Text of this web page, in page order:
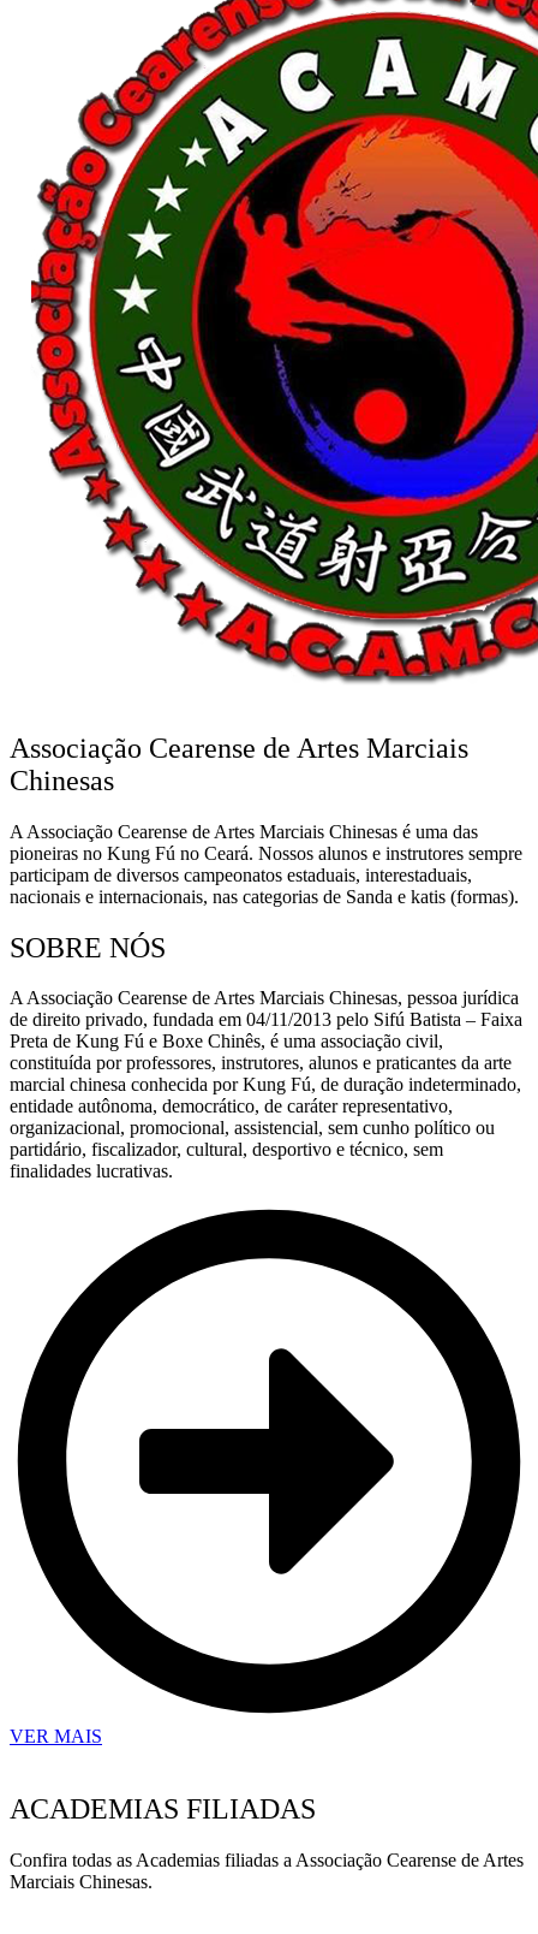
Associação Cearense de Artes Marciais
Chinesas
A Associação Cearense de Artes Marciais Chinesas é uma das
pioneiras no Kung Fú no Ceará. Nossos alunos e instrutores sempre
participam de diversos campeonatos estaduais, interestaduais,
nacionais e internacionais, nas categorias de Sanda e katis (formas).
SOBRE NÓS
A Associação Cearense de Artes Marciais Chinesas, pessoa jurídica
de direito privado, fundada em 04/11/2013 pelo Sifú Batista – Faixa
Preta de Kung Fú e Boxe Chinês, é uma associação civil,
constituída por professores, instrutores, alunos e praticantes da arte
marcial chinesa conhecida por Kung Fú, de duração indeterminado,
entidade autônoma, democrático, de caráter representativo,
organizacional, promocional, assistencial, sem cunho político ou
partidário, fiscalizador, cultural, desportivo e técnico, sem
finalidades lucrativas.
VER MAIS
ACADEMIAS FILIADAS
Confira todas as Academias filiadas a Associação Cearense de Artes
Marciais Chinesas.